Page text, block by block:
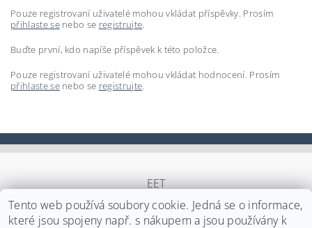
Pouze registrovaní uživatelé mohou vkládat příspěvky. Prosím
přihlaste senebo se registrujte.
Buďte první, kdo napíše příspěvek k této položce.
Pouze registrovaní uživatelé mohou vkládat hodnocení. Prosím
přihlaste senebo se registrujte.
EET
Tento web používá soubory cookie. Jedná se o informace,
které jsou spojeny např. s nákupem a jsou používány k